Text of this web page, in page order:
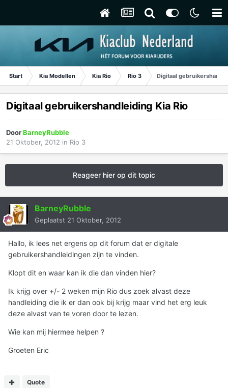
Start Kia Modellen Kia Rio Rio 3 Digitaal
Digitaal gebruikershandleiding Kia Rio
DoorBarneyRubble
21 Oktober, 2012 in Rio 3
Reageer hier op dit topic
BarneyRubble
Geplaatst 21 Oktober, 2012
Hallo, ik lees net ergens op dit forum dat er digitale
gebruikershandleidingen zijn te vinden.
Klopt dit en waar kan ik die dan vinden hier?
Ik krijg over +/- 2 weken mijn Rio dus zoek alvast deze
handleiding die ik er dan ook bij krijg maar vind het erg leuk
deze alvast van te voren door te lezen.
Wie kan mij hiermee helpen ?
Groeten Eric
Quote